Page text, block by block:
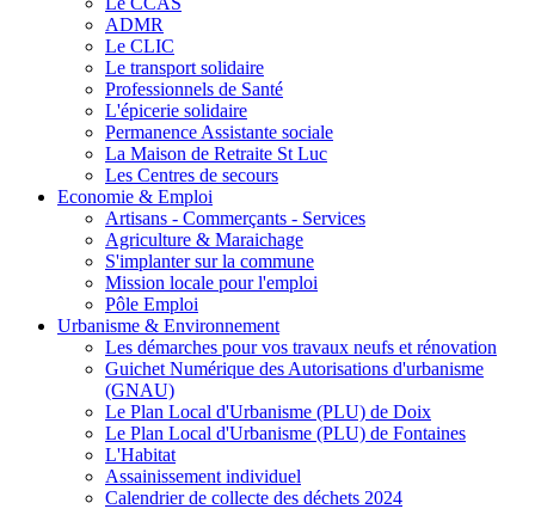
ADMR
Le CLIC
Le transport solidaire
Professionnels de Santé
L'épicerie solidaire
Permanence Assistante sociale
La Maison de Retraite St Luc
Les Centres de secours
Economie & Emploi
Artisans - Commerçants - Services
Agriculture & Maraichage
S'implanter sur la commune
Mission locale pour l'emploi
Pôle Emploi
Urbanisme & Environnement
Les démarches pour vos travaux neufs et rénovation
Guichet Numérique des Autorisations d'urbanisme
(GNAU)
Le Plan Local d'Urbanisme (PLU) de Doix
Le Plan Local d'Urbanisme (PLU) de Fontaines
L'Habitat
Assainissement individuel
Calendrier de collecte des déchets 2024